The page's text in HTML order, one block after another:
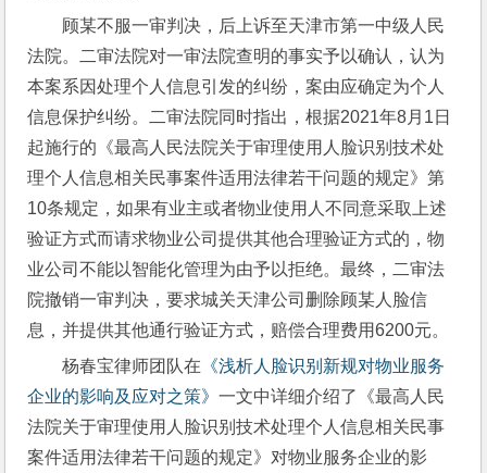
顾某不服一审判决，后上诉至天津市第一中级人民
法院。二审法院对一审法院查明的事实予以确认，认为
本案系因处理个人信息引发的纠纷，案由应确定为个人
信息保护纠纷。二审法院同时指出，根据2021年8月1日
起施行的《最高人民法院关于审理使用人脸识别技术处
理个人信息相关民事案件适用法律若干问题的规定》第
10条规定，如果有业主或者物业使用人不同意采取上述
验证方式而请求物业公司提供其他合理验证方式的，物
业公司不能以智能化管理为由予以拒绝。最终，二审法
院撤销一审判决，要求城关天津公司删除顾某人脸信
息，并提供其他通行验证方式，赔偿合理费用6200元。
杨春宝律师团队在 《浅析人脸识别新规对物业服务
企业的影响及应对之策》一文中详细介绍了《最高人民
法院关于审理使用人脸识别技术处理个人信息相关民事
案件适用法律若干问题的规定》对物业服务企业的影